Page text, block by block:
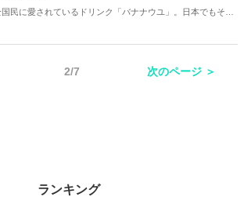
民に愛されているドリンク「バナナウユ」。日本でもその
2/7 次のページ ＞
ランキング